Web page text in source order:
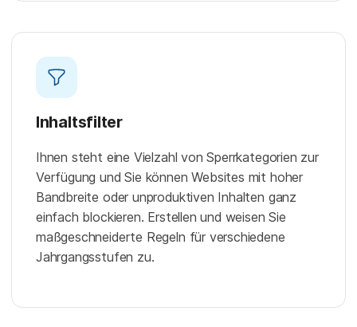
Inhaltsfilter
Ihnen steht eine Vielzahl von Sperrkategorien zur
Verfügung und Sie können Websites mit hoher
Bandbreite oder unproduktiven Inhalten ganz
einfach blockieren. Erstellen und weisen Sie
maßgeschneiderte Regeln für verschiedene
Jahrgangsstufen zu.